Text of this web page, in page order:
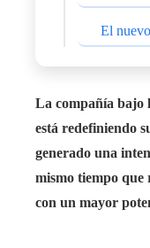
El
La compañía bajo
está redefiniendo
generado una
mismo tiempo que
con un mayor